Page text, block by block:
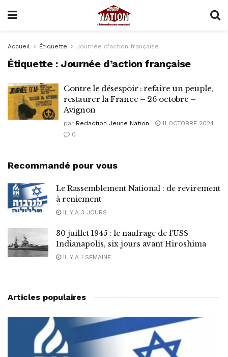
Accueil Étiquette Journée d'action française
Étiquette : Journée d’action française
Contre le désespoir : refaire un peuple,
restaurer la France – 26 octobre –
Avignon
par Redaction Jeune Nation
11 OCTOBRE 2024
0
Recommandé pour vous
Le Rassemblement National : de revirement
à reniement
IL Y A 3 JOURS
30 juillet 1945 : le naufrage de l’USS
Indianapolis, six jours avant Hiroshima
IL Y A 1 SEMAINE
Articles populaires